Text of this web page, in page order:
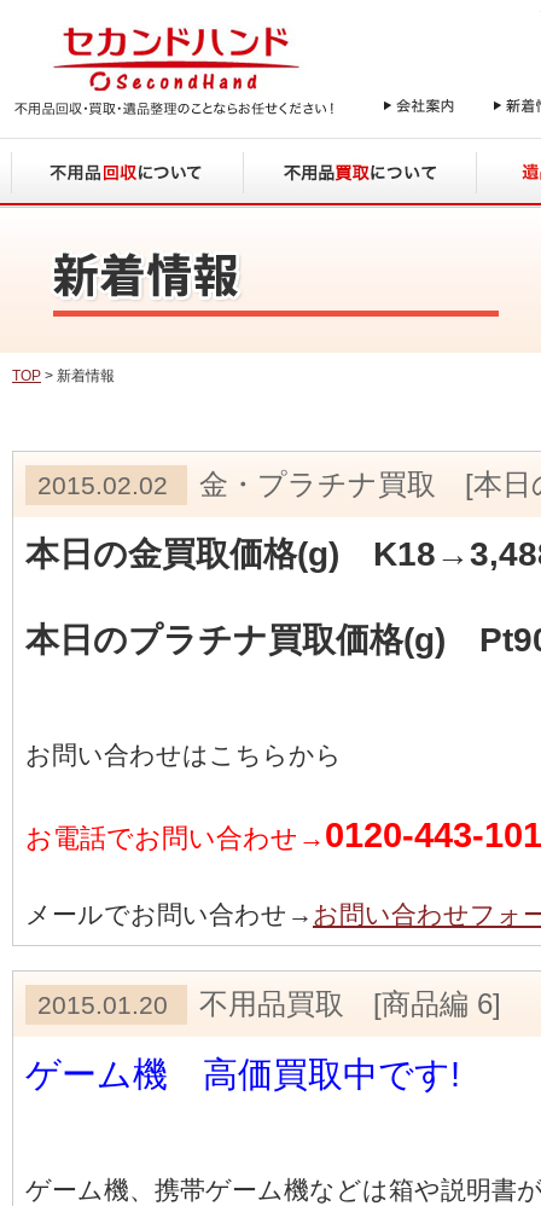
TOP > 新着情報
2015.02.02 金・プラチナ買取 [本日
本日の金買取価格(g)
本日のプラチナ買取価格(g)
お問い合わせはこちらから
お電話でお問い合わせ→ 0120-443-101
メールでお問い合わせ→ お問い合わせフォ
2015.01.20 不用品買取 [商品編 6]
ゲーム機 高価買取中です!
ゲーム機、携帯ゲーム機などは箱や説明書